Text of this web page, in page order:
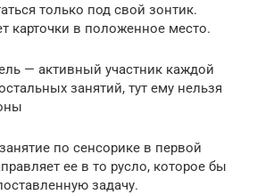
только под свой зонтик.
карточки в положенное место.
— активный участник каждой
занятий, тут ему нельзя
по сенсорике в первой
ее в то русло, которое бы
задачу.